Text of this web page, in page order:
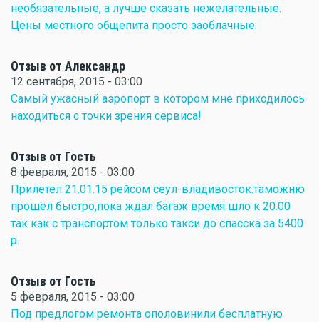
необязательные, а лучше сказать нежелательные.
Цены местного общепита просто заоблачные.
Отзыв от Александр
12 сентября, 2015 - 03:00
Самый ужасный аэропорт в котором мне приходилось
находиться с точки зрения сервиса!
Отзыв от Гость
8 февраля, 2015 - 03:00
Прилетел 21.01.15 рейсом сеул-владивосток.таможню
прошёл быстро,пока ждал багаж время шло к 20.00
так как с транспортом только такси до спасска за 5400
р.
Отзыв от Гость
5 февраля, 2015 - 03:00
Под предлогом ремонта ополовинили бесплатную